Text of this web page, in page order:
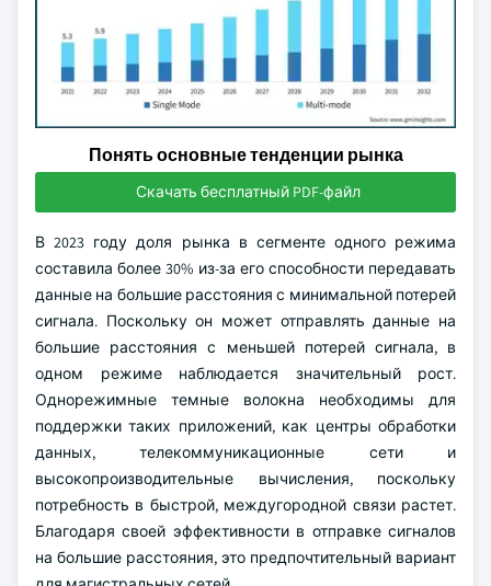
Понять основные тенденции рынка
Скачать бесплатный PDF-файл
В 2023 году доля рынка в сегменте одного режима
составила более 30% из-за его способности передавать
данные на большие расстояния с минимальной потерей
сигнала. Поскольку он может отправлять данные на
большие расстояния с меньшей потерей сигнала, в
одном режиме наблюдается значительный рост.
Однорежимные темные волокна необходимы для
поддержки таких приложений, как центры обработки
данных, телекоммуникационные сети и
высокопроизводительные вычисления, поскольку
потребность в быстрой, междугородной связи растет.
Благодаря своей эффективности в отправке сигналов
на большие расстояния, это предпочтительный вариант